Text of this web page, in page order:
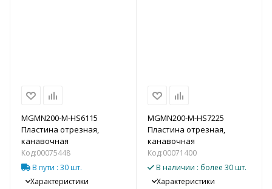
MGMN200-M-HS6115
Пластина отрезная,
канавочная
Код:00075448
В пути : 30 шт.
Характеристики
MGMN200-M-HS7225
Пластина отрезная,
канавочная
Код:00071400
В наличии : более 30 шт.
Характеристики